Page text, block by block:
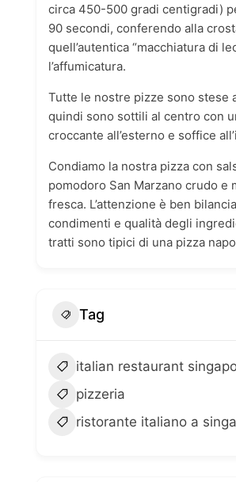
circa 450-500 gradi centigradi)
90 secondi, conferendo alla
quell’autentica “macchiatura di
l’affumicatura.
Tutte le nostre pizze sono stese
quindi sono sottili al centro con
croccante all’esterno e soffice
Condiamo la nostra pizza con
pomodoro San Marzano crudo e
fresca. L’attenzione è ben
condimenti e qualità degli
tratti sono tipici di una pizza
Tag
italian restaurant
pizzeria
ristorante italiano a